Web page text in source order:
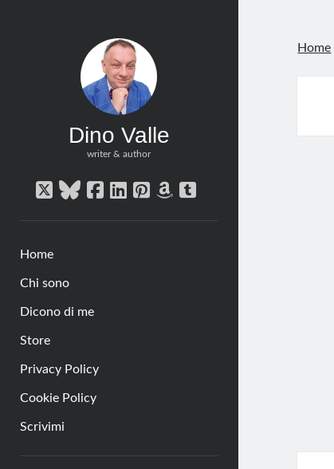
Dino Valle
writer & author
twitterbluesky
facebook
linkedin
pinterest
amazon
tumblr
Home
Chi sono
Dicono di me
Store
Privacy Policy
Cookie Policy
Scrivimi
Home